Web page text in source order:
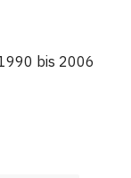
bis 2006